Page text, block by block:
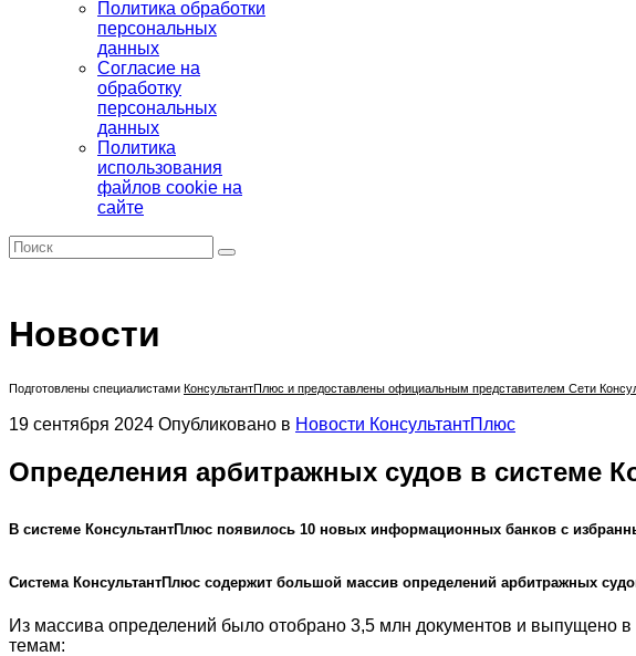
Политика обработки
персональных
данных
Согласие на
обработку
персональных
данных
Политика
использования
файлов cookie на
сайте
Новости
Подготовлены специалистами КонсультантПлюс и предоставлены официальным представителем Сети
19 сентября 2024 Опубликовано в Новости КонсультантПлюс
Определения арбитражных судов в системе
В системе КонсультантПлюс появилось 10 новых информационных банков с
Система КонсультантПлюс содержит большой массив определений арбитражных
Из массива определений было отобрано 3,5 млн документов и выпущено
темам: